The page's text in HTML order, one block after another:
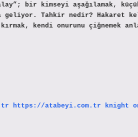
bir kimseyi aşağılamak,
geliyor. Tahkir nedir? Hakaret
kendi onurunu çiğnemek
https://atabeyi.com.tr knight